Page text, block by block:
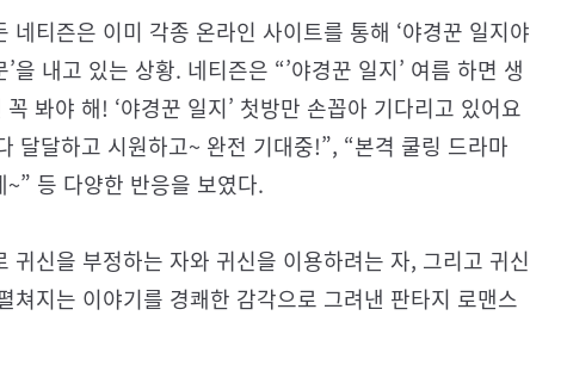
네티즌은 이미 각종 온라인 사이트를 통해 ‘야경꾼 일지야
을 내고 있는 상황. 네티즌은 “’야경꾼 일지’ 여름 하면 생
봐야 해! ‘야경꾼 일지’ 첫방만 손꼽아 기다리고 있어요
달달하고 시원하고~ 완전 기대중!”, “본격 쿨링 드라마
등 다양한 반응을 보였다.
귀신을 부정하는 자와 귀신을 이용하려는 자, 그리고 귀신
쳐지는 이야기를 경쾌한 감각으로 그려낸 판타지 로맨스